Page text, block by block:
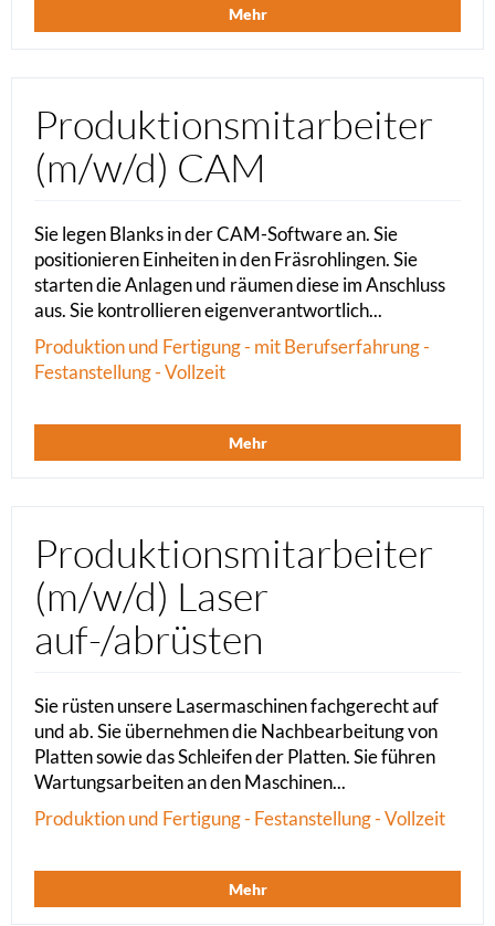
Mehr
Produktionsmitarbeiter
(m/w/d) CAM
Sie legen Blanks in der CAM-Software an. Sie
positionieren Einheiten in den Fräsrohlingen. Sie
starten die Anlagen und räumen diese im Anschluss
aus. Sie kontrollieren eigenverantwortlich...
Produktion und Fertigung - mit Berufserfahrung -
Festanstellung - Vollzeit
Mehr
Produktionsmitarbeiter
(m/w/d) Laser
auf-/abrüsten
Sie rüsten unsere Lasermaschinen fachgerecht auf
und ab. Sie übernehmen die Nachbearbeitung von
Platten sowie das Schleifen der Platten. Sie führen
Wartungsarbeiten an den Maschinen...
Produktion und Fertigung - Festanstellung - Vollzeit
Mehr